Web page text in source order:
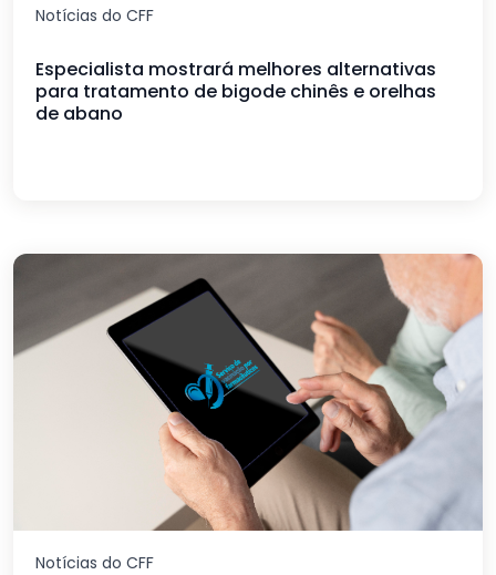
Notícias do CFF
Especialista mostrará melhores alternativas
para tratamento de bigode chinês e orelhas
de abano
Notícias do CFF